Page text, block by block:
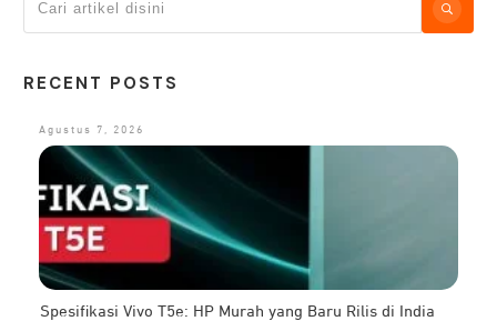
RECENT POSTS
Agustus 7, 2026
Spesifikasi Vivo T5e: HP Murah yang Baru Rilis di India